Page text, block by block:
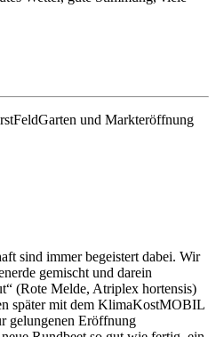
und Markteröffnung
sind immer begeistert dabei. Wir
gemischt und darein
(Rote Melde, Atriplex hortensis)
später mit dem KlimaKostMOBIL
gelungenen Eröffnung